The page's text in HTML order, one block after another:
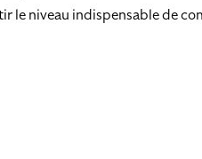
le niveau indispensable de